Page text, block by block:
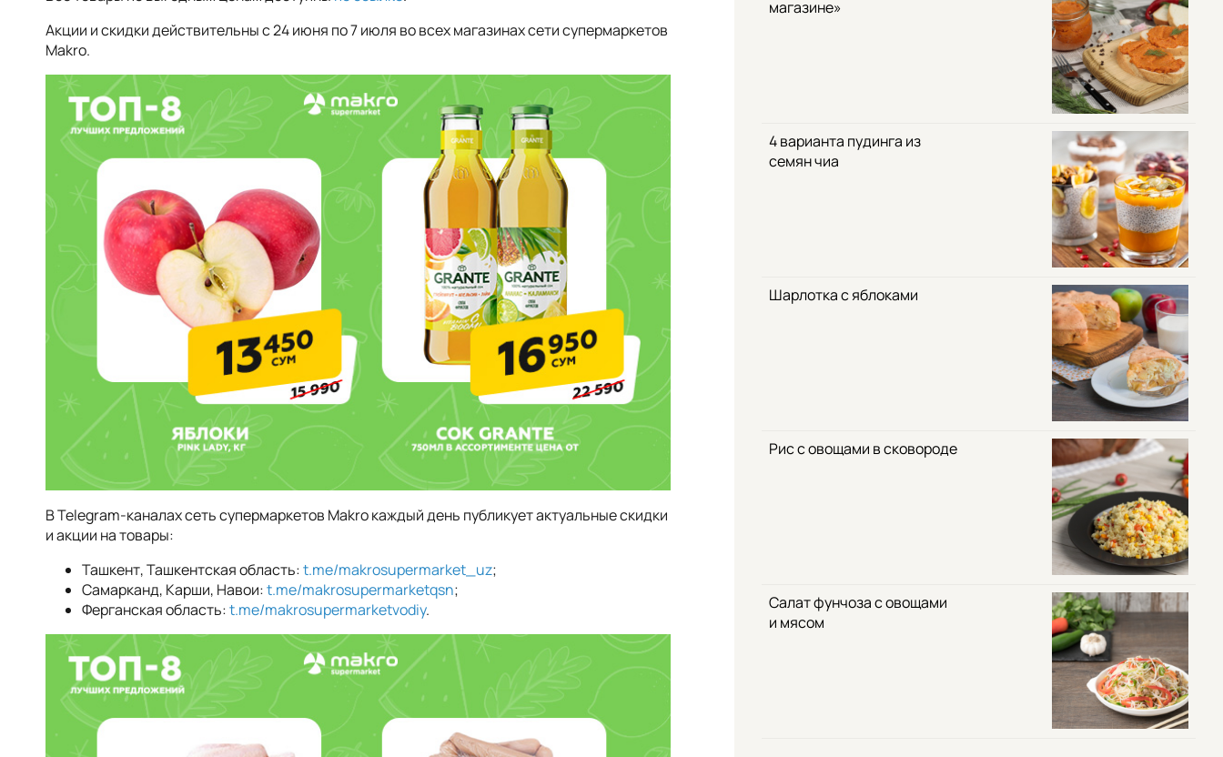
Акции и скидки действительны с 24 июня по 7 июля во всех магазинах сети супермаркетов
Makro.
В Telegram-каналах сеть супермаркетов Makro каждый день публикует актуальные скидки
и акции на товары:
Ташкент, Ташкентская область:t.me/makrosupermarket_uz;
Самарканд, Карши, Навои:t.me/makrosupermarketqsn;
Ферганская область:t.me/makrosupermarketvodiy.
магазине»
4 варианта пудинга из
семян чиа
Шарлотка с яблоками
Рис с овощами в сковороде
Салат фунчоза с овощами
и мясом